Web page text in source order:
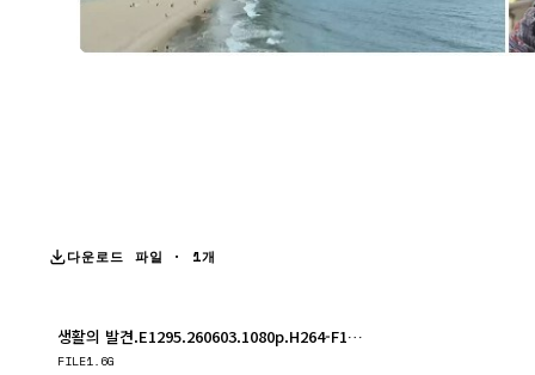
다운로드 파일 · 1개
생활의 발견.E1295.260603.1080p.H264-F1RST.mp4
FILE1.6G